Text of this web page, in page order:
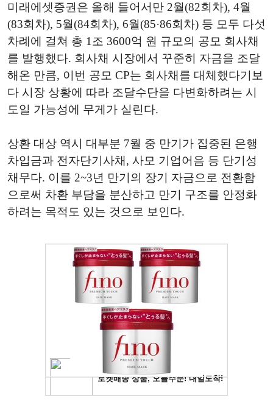
미래에셋증권은 올해 들어서만 2월(82회차), 4월
(83회차), 5월(84회차), 6월(85·86회차) 등 모두 다섯
차례에 걸쳐 총 1조 3600억 원 규모의 공모 회사채
를 발행했다. 회사채 시장에서 꾸준히 자금을 조달
해온 만큼, 이번 공모 CP는 회사채를 대체했다기보
다 시장 상황에 따라 조달수단을 다변화하려는 시
도일 가능성에 무게가 실린다.
상환 대상 역시 대부분 7월 중 만기가 집중된 은행
차입금과 전자단기사채, 사모 기업어음 등 단기성
채무다. 이를 2~3년 만기의 장기 자금으로 전환함
으로써 차환 부담을 분산하고 만기 구조를 안정화
하려는 목적도 있는 것으로 보인다.